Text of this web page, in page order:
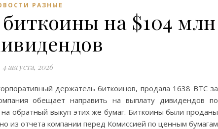
РАЗНЫЕ
на $104 млн
4 августа, 2026
держатель биткоинов, продала 1638 BTC за
обещает направить на выплату дивидендов по
обратный выкуп этих же бумаг. Биткоины были проданы
из отчета компании перед Комиссией по ценным бумагам